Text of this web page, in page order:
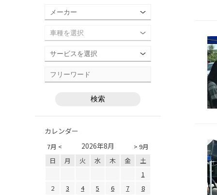
カレンダー
7月 < > 9月
2026年8月
日 月 火 水 木 金
土
1
2
3 4 5 6 7
8